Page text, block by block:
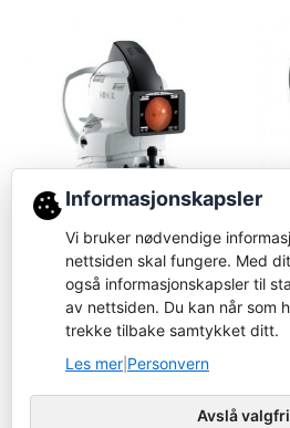
Nidek AFC-330
Logg inn for å bestille
Les mer
Informasjonskapsler
Vi bruker nødvendige
nettsiden skal fungere. Med
også informasjonskapsler til
av nettsiden. Du kan når som
trekke tilbake samtykket ditt.
Les mer Personvern
Avslå